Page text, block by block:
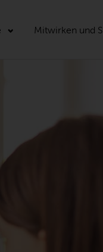
Mitwirken und